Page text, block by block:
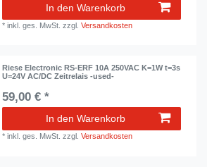
In den Warenkorb
*inkl. ges. MwSt. zzgl.Versandkosten
Riese Electronic RS-ERF 10A 250VAC K=1W t=3s
U=24V AC/DC Zeitrelais -used-
59,00 € *
In den Warenkorb
*inkl. ges. MwSt. zzgl.Versandkosten